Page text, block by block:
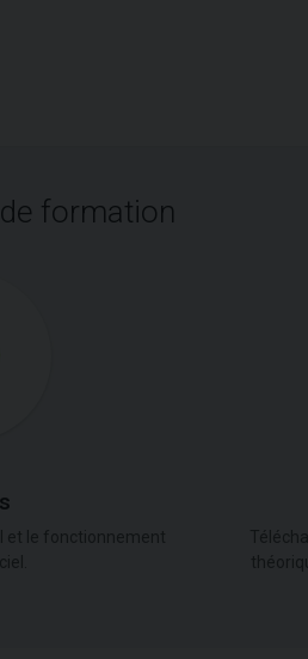
formation